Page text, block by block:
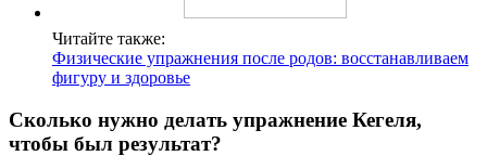
Читайте также:
Физические упражнения после родов: восстанавливаем
фигуру и здоровье
Сколько нужно делать упражнение Кегеля,
чтобы был результат?